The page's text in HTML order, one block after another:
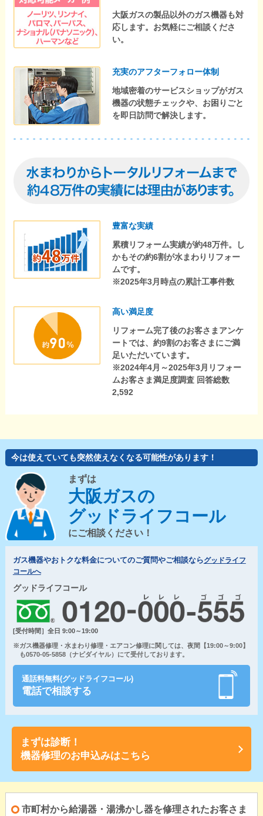
大阪ガスの製品以外のガス機器も対
応します。お気軽にご相談くださ
い。
充実のアフターフォロー体制
地域密着のサービスショップがガス
機器の状態チェックや、お困りごと
を即日訪問で解決します。
豊富な実績
累積リフォーム実績が約48万件。し
かもその約6割が水まわりリフォー
ムです。
※2025年3月時点の累計工事件数
高い満足度
リフォーム完了後のお客さまアンケ
ートでは、約9割のお客さまにご満
足いただいています。
※2024年4月～2025年3月リフォー
ムお客さま満足度調査 回答総数
2,592
今は使えていても突然使えなくなる可能性があります！
まずは
大阪ガスの
グッドライフコール
にご相談ください！
ガス機器やおトクな料金についてのご質問やご相談ならグッドライフ
コールへ
グッドライフコール
[受付時間］全日 9:00～19:00
※ガス機器修理・水まわり修理・エアコン修理に関しては、夜間【19:00～9:00】
も0570-05-5858（ナビダイヤル）にて受付しております。
通話料無料(グッドライフコール)
電話で相談する
まずは診断！
機器修理のお申込みはこちら
市町村から給湯器・湯沸かし器を修理されたお客さま